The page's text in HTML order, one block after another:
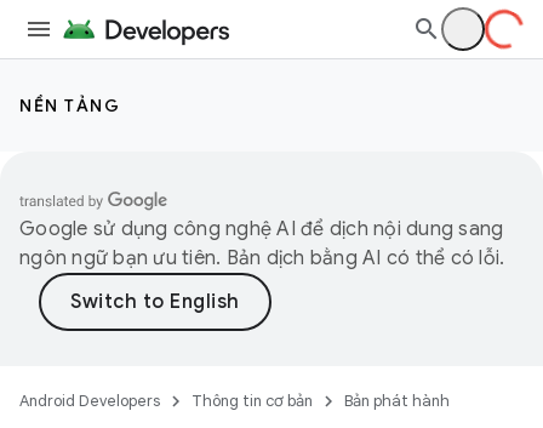
NỀN TẢNG
Google sử dụng công nghệ AI để dịch nội dung sang
ngôn ngữ bạn ưu tiên. Bản dịch bằng AI có thể có lỗi.
Android Developers Thông tin cơ bản Bản phát hành